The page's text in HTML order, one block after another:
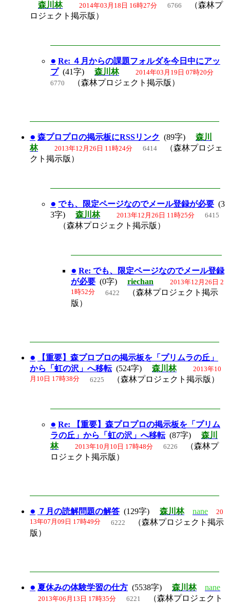
森川林
2014年03月18日 16時27分 6766
（森林プ
ロジェクト掲示版）
● Re: ４月からの課題フォルダを今日中にアッ
プ(41字) 森川林
2014年03月19日 07時20分
6770
（森林プロジェクト掲示版）
● 森プロプロの掲示板にRSSリンク (89字) 森川
林
2013年12月26日 11時24分 6414 （森林プロジェ
クト掲示版）
● でも、限定ページなのでメール登録が必要 (3
3字) 森川林 2013年12月26日 11時25分 6415
（森林プロジェクト掲示版）
● Re: でも、限定ページなのでメール登録
が必要 (0字) riechan 2013年12月26日 2
1時52分 6422
（森林プロジェクト掲示
版）
●
【重要】森プロプロの掲示板を「プリムラの丘」
から「虹の沢」へ移転(524字) 森川林 2013年10
月10日 17時38分 6225 （森林プロジェクト掲示版）
● Re: 【重要】森プロプロの掲示板を「プリム
ラの丘」から「虹の沢」へ移転(87字) 森川
林
2013年10月10日 17時48分 6226
（森林プ
ロジェクト掲示版）
● ７月の読解問題の解答 (129字) 森川林 nane 20
13年07月09日 17時49分 6222
（森林プロジェクト掲示
版）
● 夏休みの体験学習の仕方 (5538字) 森川林 nane
2013年06月13日 17時35分 6221
（森林プロジェクト